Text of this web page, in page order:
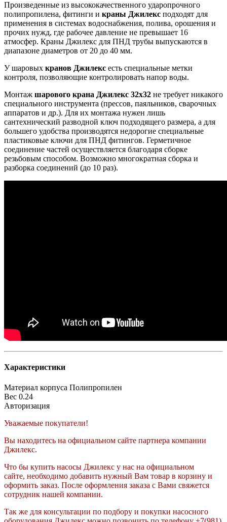
Произведенные из высококачественного ударопрочного
полипропилена, фитинги и краны Джилекс подходят для
применения в системах водоснабжения, полива, орошения и
прочих нужд, где рабочее давление не превышает 16
атмосфер. Краны Джилекс для ПНД трубы выпускаются в
диапазоне диаметров от 20 до 40 мм.
У шаровых кранов Джилекс есть специальные метки
контроля, позволяющие контролировать напор воды.
Монтаж шарового крана Джилекс 32х32 не требует никакого
специального инструмента (прессов, паяльников, сварочных
аппаратов и др.). Для их монтажа нужен лишь
сантехнический разводной ключ подходящего размера, а для
большего удобства производятся недорогие специальные
пластиковые ключи для ПНД фитингов. Герметичное
соединение частей осуществляется благодаря сборке
резьбовым способом. Возможно многократная сборка и
разборка соединений (до 10 раз).
Характеристики
Материал корпуса Полипропилен
Вес 0.24
Авторизация
Уважаемые покупатели!
Вы находитесь на официальном сайте партнера компании
Джилекс.
Что бы купить насосы Джилекс у нас на официальном
сайте, необходимо добавить нужный Вам товар в корзину и
оформить заказ. После оформления заказа с Вами свяжется
сотрудник нашей компании.
Так же для консультации по подбору и покупки насосного